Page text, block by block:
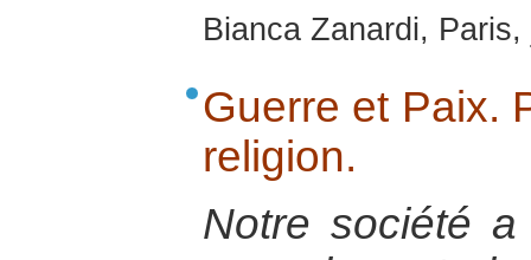
Bianca Zanardi,
Guerre et Paix.
religion.
Notre société